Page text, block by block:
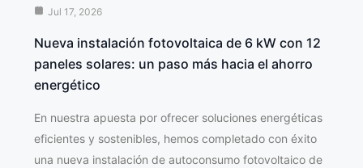
Jul 17, 2026
Nueva instalación fotovoltaica de 6 kW con 12
paneles solares: un paso más hacia el ahorro
energético
En nuestra apuesta por ofrecer soluciones energéticas
eficientes y sostenibles, hemos completado con éxito
una nueva instalación de autoconsumo fotovoltaico de